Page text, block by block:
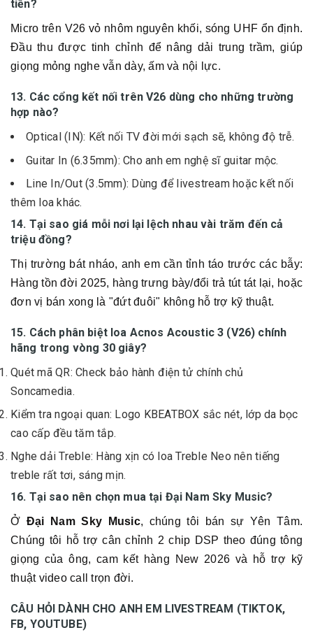
tiền?
Micro trên V26 vỏ nhôm nguyên khối, sóng UHF ổn định.
Đầu thu được tinh chỉnh để nâng dải trung trầm, giúp
giọng mỏng nghe vẫn dày, ấm và nội lực.
13. Các cổng kết nối trên V26 dùng cho những trường
hợp nào?
Optical (IN): Kết nối TV đời mới sạch sẽ, không độ trễ.
Guitar In (6.35mm): Cho anh em nghệ sĩ guitar mộc.
Line In/Out (3.5mm): Dùng để livestream hoặc kết nối
thêm loa khác.
14. Tại sao giá mỗi nơi lại lệch nhau vài trăm đến cả
triệu đồng?
Thị trường bát nháo, anh em cần tỉnh táo trước các bẫy:
Hàng tồn đời 2025, hàng trưng bày/đổi trả tút tát lại, hoặc
đơn vị bán xong là "đứt đuôi" không hỗ trợ kỹ thuật.
15. Cách phân biệt loa Acnos Acoustic 3 (V26) chính
hãng trong vòng 30 giây?
Quét mã QR: Check bảo hành điện tử chính chủ
Soncamedia.
Kiểm tra ngoại quan: Logo KBEATBOX sắc nét, lớp da bọc
cao cấp đều tăm tắp.
Nghe dải Treble: Hàng xịn có loa Treble Neo nên tiếng
treble rất tơi, sáng mịn.
16. Tại sao nên chọn mua tại Đại Nam Sky Music?
Ở Đại Nam Sky Music, chúng tôi bán sự Yên Tâm.
Chúng tôi hỗ trợ cân chỉnh 2 chip DSP theo đúng tông
giọng của ông, cam kết hàng New 2026 và hỗ trợ kỹ
thuật video call trọn đời.
CÂU HỎI DÀNH CHO ANH EM LIVESTREAM (TIKTOK,
FB, YOUTUBE)